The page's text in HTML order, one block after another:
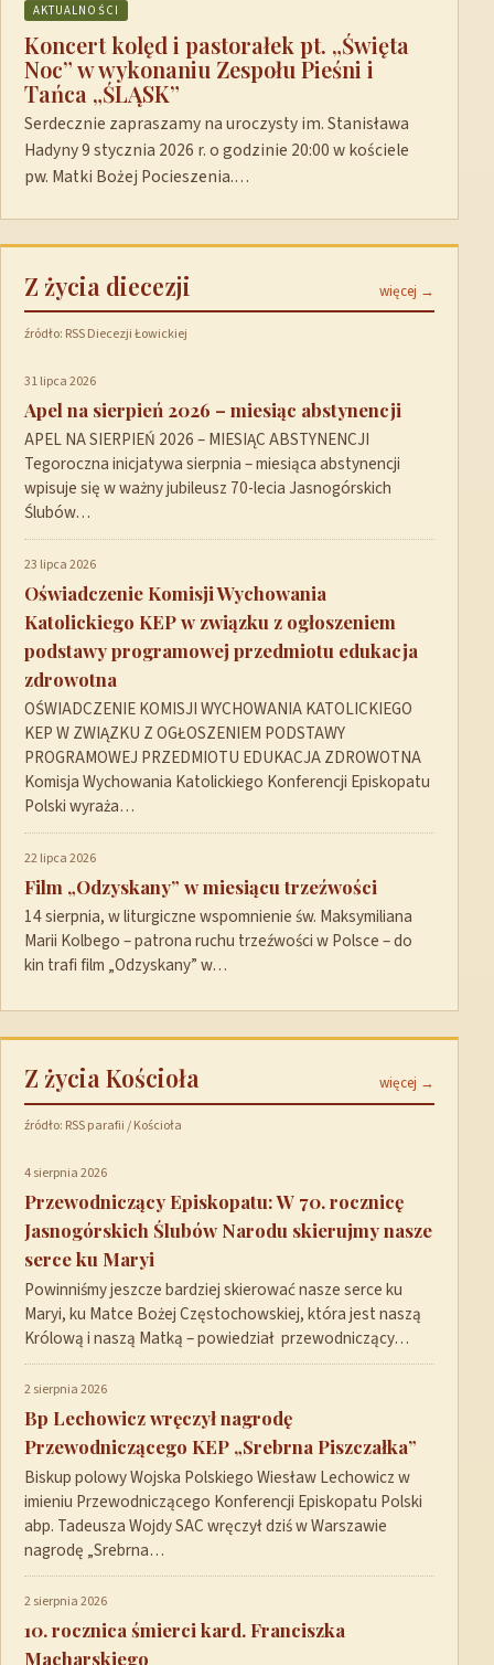
AKTUALNOŚCI
Koncert kolęd i pastorałek pt. „Święta
Noc” w wykonaniu Zespołu Pieśni i
Tańca „ŚLĄSK”
Serdecznie zapraszamy na uroczysty im. Stanisława
Hadyny 9 stycznia 2026 r. o godzinie 20:00 w kościele
pw. Matki Bożej Pocieszenia.…
Z życia diecezji więcej →
źródło: RSS Diecezji Łowickiej
31 lipca 2026
Apel na sierpień 2026 – miesiąc abstynencji
APEL NA SIERPIEŃ 2026 – MIESIĄC ABSTYNENCJI
Tegoroczna inicjatywa sierpnia – miesiąca abstynencji
wpisuje się w ważny jubileusz 70-lecia Jasnogórskich
Ślubów…
23 lipca 2026
Oświadczenie Komisji Wychowania
Katolickiego KEP w związku z ogłoszeniem
podstawy programowej przedmiotu edukacja
zdrowotna
OŚWIADCZENIE KOMISJI WYCHOWANIA KATOLICKIEGO
KEP W ZWIĄZKU Z OGŁOSZENIEM PODSTAWY
PROGRAMOWEJ PRZEDMIOTU EDUKACJA ZDROWOTNA
Komisja Wychowania Katolickiego Konferencji Episkopatu
Polski wyraża…
22 lipca 2026
Film „Odzyskany” w miesiącu trzeźwości
14 sierpnia, w liturgiczne wspomnienie św. Maksymiliana
Marii Kolbego – patrona ruchu trzeźwości w Polsce – do
kin trafi film „Odzyskany” w…
Z życia Kościoła więcej →
źródło: RSS parafii / Kościoła
4 sierpnia 2026
Przewodniczący Episkopatu: W 70. rocznicę
Jasnogórskich Ślubów Narodu skierujmy nasze
serce ku Maryi
Powinniśmy jeszcze bardziej skierować nasze serce ku
Maryi, ku Matce Bożej Częstochowskiej, która jest naszą
Królową i naszą Matką – powiedział przewodniczący…
2 sierpnia 2026
Bp Lechowicz wręczył nagrodę
Przewodniczącego KEP „Srebrna Piszczałka”
Biskup polowy Wojska Polskiego Wiesław Lechowicz w
imieniu Przewodniczącego Konferencji Episkopatu Polski
abp. Tadeusza Wojdy SAC wręczył dziś w Warszawie
nagrodę „Srebrna…
2 sierpnia 2026
10. rocznica śmierci kard. Franciszka
Macharskiego